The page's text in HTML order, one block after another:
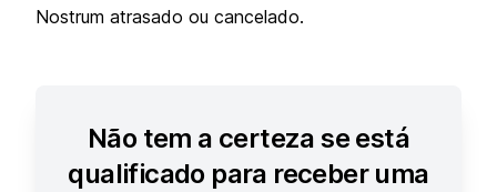
Nostrum atrasado ou cancelado.
Não tem a certeza se está
qualificado para receber uma